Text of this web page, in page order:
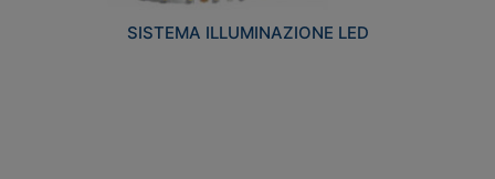
SISTEMA ILLUMINAZIONE LED